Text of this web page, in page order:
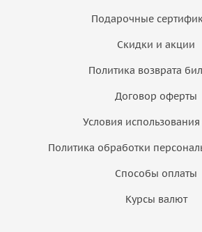
Подарочные
Скидки и акции
Политика возврата
Договор оферты
Условия использования
Политика обработки
Способы оплаты
Курсы валют